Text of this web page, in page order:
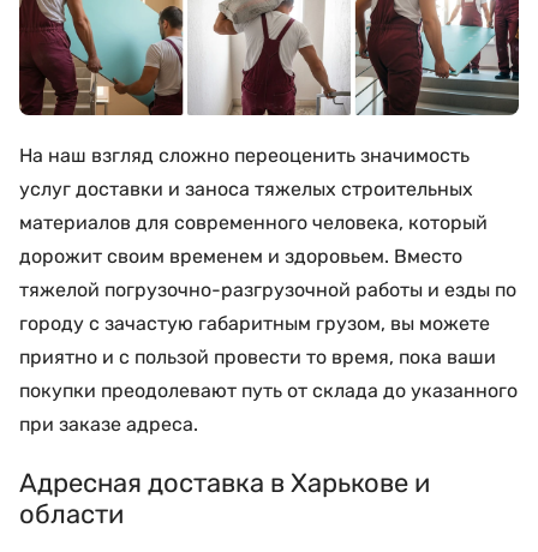
На наш взгляд сложно переоценить значимость
услуг доставки и заноса тяжелых строительных
материалов для современного человека, который
дорожит своим временем и здоровьем. Вместо
тяжелой погрузочно-разгрузочной работы и езды по
городу с зачастую габаритным грузом, вы можете
приятно и с пользой провести то время, пока ваши
покупки преодолевают путь от склада до указанного
при заказе адреса.
Адресная доставка в Харькове и
области